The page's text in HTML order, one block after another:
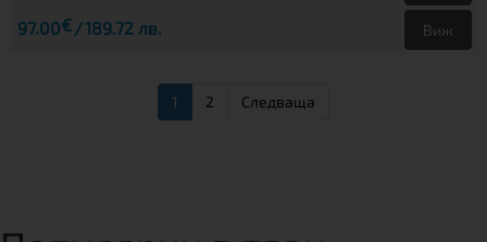
97.00€ 189.72 лв. Виж
1 2 Следваща